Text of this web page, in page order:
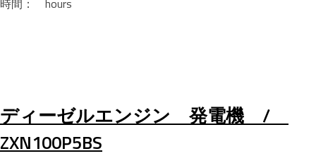
時間： hours
ディーゼルエンジン 発電機 /
ZXN100P5BS